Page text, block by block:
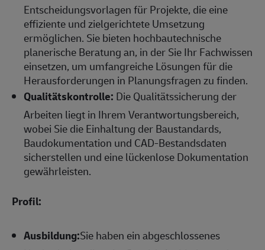
Entscheidungsvorlagen für Projekte, die eine
effiziente und zielgerichtete Umsetzung
ermöglichen. Sie bieten hochbautechnische
planerische Beratung an, in der Sie Ihr Fachwissen
einsetzen, um umfangreiche Lösungen für die
Herausforderungen in Planungsfragen zu finden.
Qualitätskontrolle: Die Qualitätssicherung der
Arbeiten liegt in Ihrem Verantwortungsbereich,
wobei Sie die Einhaltung der Baustandards,
Baudokumentation und CAD-Bestandsdaten
sicherstellen und eine lückenlose Dokumentation
gewährleisten.
Profil:
Ausbildung:Sie haben ein abgeschlossenes